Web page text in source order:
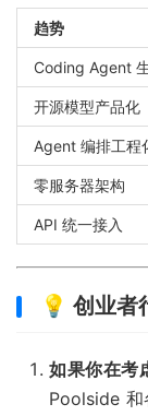
趋势
Coding Agent
开源模型产品化
Agent 编排工程
零服务器架构
API 统一接入
💡 创业者
如果你在考
Poolside